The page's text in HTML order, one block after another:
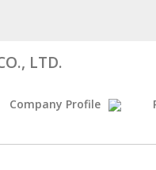
LTD.
Company Profile